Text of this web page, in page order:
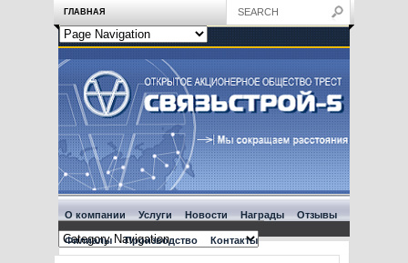
ГЛАВНАЯ
О компании Услуги Новости Награды Отзывы
Филиалы Производство Контакты